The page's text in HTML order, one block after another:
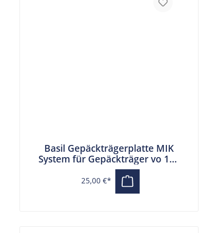
Basil Gepäckträgerplatte MIK
System für Gepäckträger vo 10 -
17 cm
25,00 €*